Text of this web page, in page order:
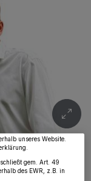
Diekers: „Wer
ein
Daten
zu. Durch Auswahl
„Wir und unsere
aufgeführten
und Anzeigen
dieses Menü jederzeit
Einwilligung zu
am unteren
unseres Website.
gem. Art. 49
des EWR, z.B. in